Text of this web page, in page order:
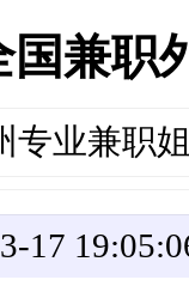
兼职
专业兼职
17